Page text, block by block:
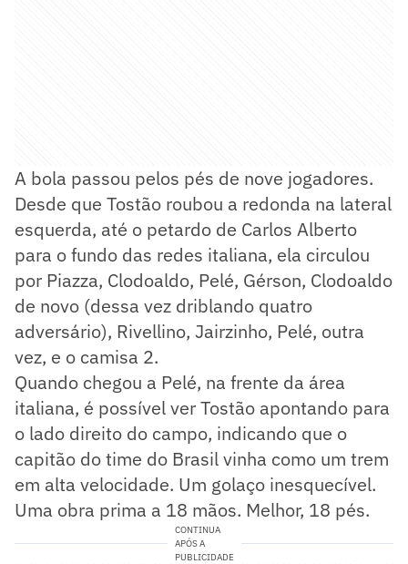
A bola passou pelos pés de nove jogadores.
Desde que Tostão roubou a redonda na lateral
esquerda, até o petardo de Carlos Alberto
para o fundo das redes italiana, ela circulou
por Piazza, Clodoaldo, Pelé, Gérson, Clodoaldo
de novo (dessa vez driblando quatro
adversário), Rivellino, Jairzinho, Pelé, outra
vez, e o camisa 2.
Quando chegou a Pelé, na frente da área
italiana, é possível ver Tostão apontando para
o lado direito do campo, indicando que o
capitão do time do Brasil vinha como um trem
em alta velocidade. Um golaço inesquecível.
Uma obra prima a 18 mãos. Melhor, 18 pés.
CONTINUA
APÓS A
PUBLICIDADE